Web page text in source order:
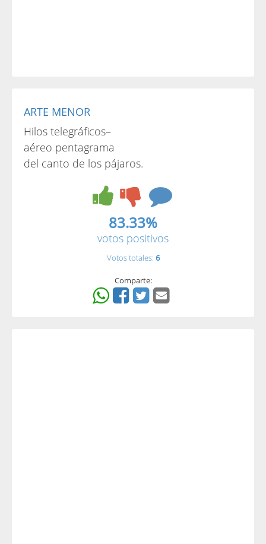
ARTE MENOR
Hilos telegráficos–
aéreo pentagrama
del canto de los pájaros.
83.33%
votos positivos
Votos totales: 6
Comparte: